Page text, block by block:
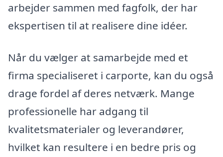
arbejder sammen med fagfolk, der har
ekspertisen til at realisere dine idéer.
Når du vælger at samarbejde med et
firma specialiseret i carporte, kan du også
drage fordel af deres netværk. Mange
professionelle har adgang til
kvalitetsmaterialer og leverandører,
hvilket kan resultere i en bedre pris og